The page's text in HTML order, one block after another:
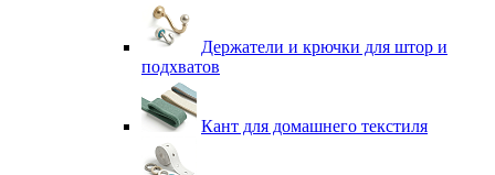
Держатели и крючки для штор и
подхватов
Кант для домашнего текстиля